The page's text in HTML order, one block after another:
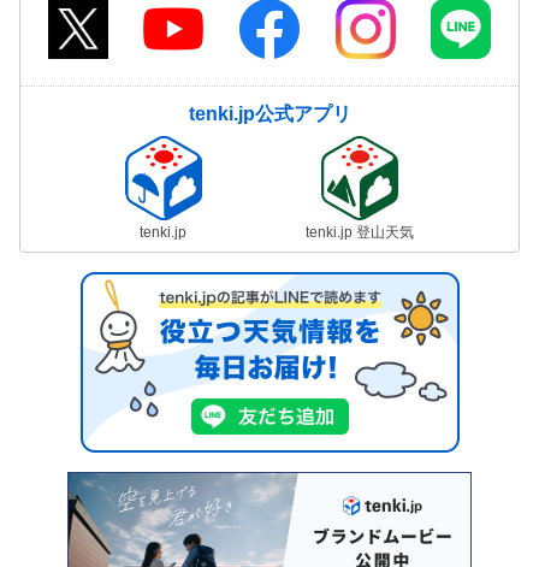
tenki.jp公式アプリ
tenki.jp tenki.jp 登山天気